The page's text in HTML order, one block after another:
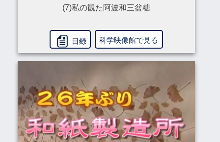
(7)私の観た阿波和三盆糖
目録 科学映像館で見る